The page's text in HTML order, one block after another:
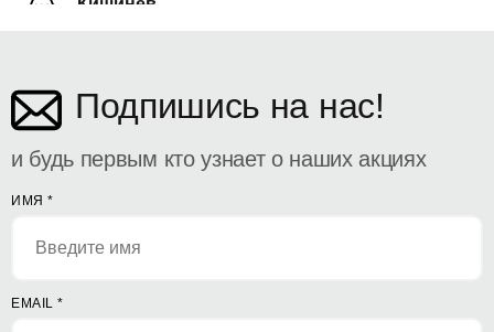
Кишинёв
Подпишись на нас!
и будь первым кто узнает о наших акциях
ИМЯ *
EMAIL *